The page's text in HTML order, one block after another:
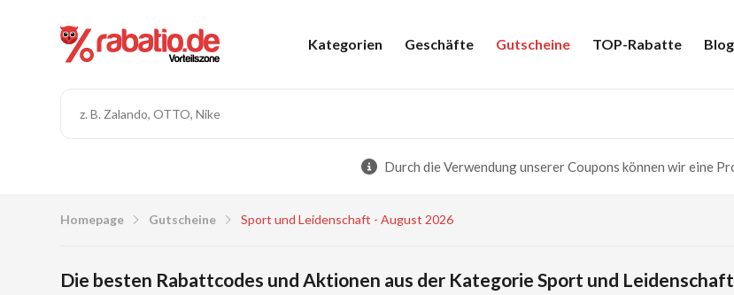
Kategorien Geschäfte Gutscheine TOP-Rabatte Blog
Durch die Verwendung unserer Coupons können wir eine
Homepage Gutscheine Sport und Leidenschaft - August 2026
Die besten Rabattcodes und Aktionen aus der Kategorie Sport und